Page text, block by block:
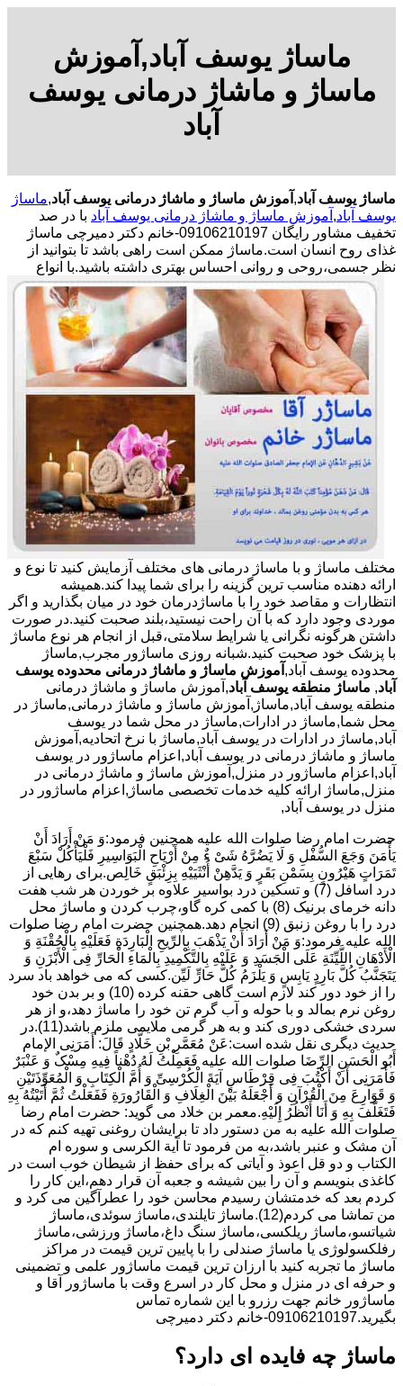
ماساژ یوسف آباد,آموزش
ماساژ و ماشاژ درمانی یوسف
آباد
ماساژ یوسف آباد, آموزش ماساژ و ماشاژ درمانی یوسف آباد,ماساژ
یوسف آباد, آموزش ماساژ و ماشاژ درمانی یوسف آباد با در صد
تخفیف مشاور رایگان 09106210197-خانم دکتر دمیرچی ماساژ
غذای روح انسان است.ماساژ ممکن است راهی باشد تا بتوانید از
نظر جسمی،روحی و روانی احساس بهتری داشته باشید.با انواع
مختلف ماساژ و با ماساژ درمانی های مختلف آزمایش کنید تا نوع و
ارائه دهنده مناسب ترین گزینه را برای شما پیدا کند.همیشه
انتظارات و مقاصد خود را با ماساژدرمان خود در میان بگذارید و اگر
موردی وجود دارد که با آن راحت نیستید،بلند صحبت کنید.در صورت
داشتن هرگونه نگرانی یا شرایط سلامتی،قبل از انجام هر نوع ماساژ
با پزشک خود صحبت کنید.شبانه روزی ماساژور مجرب,ماساژ
محدوده یوسف آباد, آموزش ماساژ و ماشاژ درمانی محدوده یوسف
آباد, ماساژ منطقه یوسف آباد,آموزش ماساژ و ماشاژ درمانی
منطقه یوسف آباد,ماساژ,آموزش ماساژ و ماشاژ درمانی,ماساژ در
محل شما,ماساژ در ادارات,ماساژ در محل شما در یوسف
آباد,ماساژ در ادارات در یوسف آباد,ماساژ با نرخ اتحادیه,آموزش
ماساژ و ماشاژ درمانی در یوسف آباد,اعزام ماساژور در یوسف
آباد,اعزام ماساژور در منزل,آموزش ماساژ و ماشاژ درمانی در
منزل,ماساژ ارائه کلیه خدمات تخصصی ماساژ,اعزام ماساژور در
منزل در یوسف آباد,
حضرت امام رضا صلوات الله علیه همچنین فرمود:وَ مَنْ أَرَادَ أَنْ
یَأْمَنَ وَجَعَ السُّفْلِ وَ لَا یَضُرَّهُ شَیْ ءٌ مِنْ أَرْیَاحِ الْبَوَاسِیرِ فَلْیَأْکُلْ سَبْعَ
تَمَرَاتٍ هَیْرُونٍ بِسَمْنِ بَقَرٍ وَ یَدَّهِنْ أُنْثَیَیْهِ بِزِئْبَقٍ خَالِص.برای رهایی از
درد اسافل (7) و تسکین درد بواسیر علاوه بر خوردن هر شب هفت
دانه خرمای برنیک (8) با کمی کره گاو،چرب کردن و ماساژ محل
درد را با روغن زنبق (9) انجام دهد.همچنین حضرت امام رضا صلوات
الله علیه فرمود:وَ مَنْ أَرَادَ أَنْ یَذْهَبَ بِالرِّیحِ الْبَارِدَةِ فَعَلَیْهِ بِالْحُقْنَةِ وَ
الْأَدْهَانِ اللَّیِّنَةِ عَلَى الْجَسَدِ وَ عَلَیْهِ بِالتَّکْمِیدِ بِالْمَاءِ الْحَارِّ فِی الْأَبْزَنِ وَ
یَتَجَنَّبُ کُلَّ بَارِدٍ یَابِسٍ وَ یَلْزَمُ کُلَّ حَارٍّ لَیِّن.کسی که می خواهد باد سرد
را از خود دور کند لازم است گاهی حقنه کرده (10) و بر بدن خود
روغن نرم بمالد و با حوله و آب گرم تن خود را ماساژ دهد،و از هر
سردی خشکی دوری کند و به هر گرمی ملایمی ملزم باشد(11).در
حدیث دیگری نقل شده است:عَنْ مُعَمَّرِ بْنِ خَلَّادٍ قَالَ: أَمَرَنِی الإمام
أَبُو الْحَسَنِ الرِّضَا صلوات الله علیه فَعَمِلْتُ لَهُ دُهْناً فِیهِ مِسْکٌ وَ عَنْبَرٌ
فَأَمَرَنِی أَنْ أَکْتُبَ فِی قِرْطَاسٍ آیَةَ الْکُرْسِیِّ وَ أُمَّ الْکِتَابِ وَ الْمُعَوِّذَتَیْنِ
وَ قَوَارِعَ مِنَ الْقُرْآنِ وَ أَجْعَلَهُ بَیْنَ الْغِلَافِ وَ الْقَارُورَةِ فَفَعَلْتُ ثُمَّ أَتَیْتُهُ بِهِ
فَتَغَلَّفَ بِهِ وَ أَنَا أَنْظُرُ إِلَیْهِ.معمر بن خلاد می گوید: حضرت امام رضا
صلوات الله علیه به من دستور داد تا برایشان روغنى تهیه کنم که در
آن مشک و عنبر باشد،به من فرمود تا آیة الکرسى و سوره ام
الکتاب و دو قل اعوذ و آیاتى که براى حفظ از شیطان خوب است در
کاغذى بنویسم و آن را بین شیشه و جعبه آن قرار دهم،این کار را
کردم بعد که خدمتشان رسیدم محاسن خود را عطرآگین می کرد و
من تماشا می کردم(12).ماساژ تایلندی،ماساژ سوئدی،ماساژ
شیاتسو،ماساژ ریلکسی،ماساژ سنگ داغ،ماساژ ورزشی،ماساژ
رفلکسولوژی یا ماساژ صندلی را با پایین ترین قیمت در مراکز
ماساژ ما تجربه کنید با ارزان ترین قیمت ماساژور علمی و تضمینی
و حرفه ای در منزل و محل کار در اسرع وقت با ماساژور آقا و
ماساژور خانم جهت رزرو با این شماره تماس
بگیرید.09106210197-خانم دکتر دمیرچی
ماساژ چه فایده ای دارد؟